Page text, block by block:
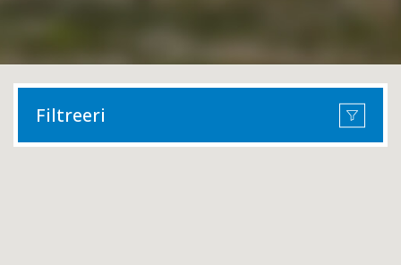
Filtreeri